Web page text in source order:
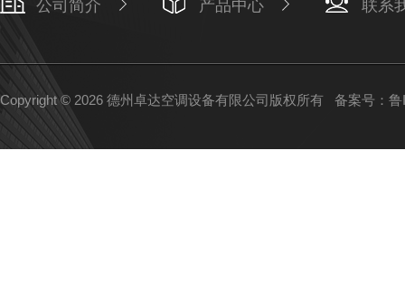
公司简介 产品中心 联系
Copyright © 2026 德州卓达空调设备有限公司版权所有 备案号：